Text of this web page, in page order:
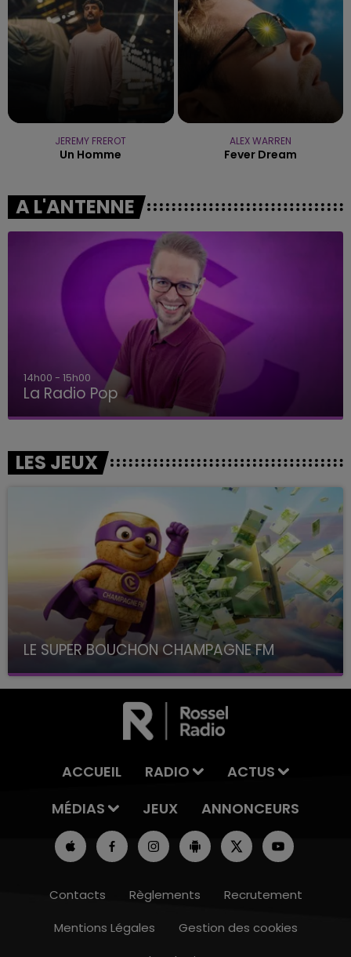
JEREMY FREROT
Un Homme
ALEX WARREN
Fever Dream
A L'ANTENNE
14h00 - 15h00
La Radio Pop
LES JEUX
LE SUPER BOUCHON CHAMPAGNE FM
avec La Famille Champagne FM, à 8H10
ACCUEIL RADIO
ACTUS
MÉDIAS
JEUX ANNONCEURS
Contacts Règlements
Recrutement
Mentions Légales
Gestion des cookies